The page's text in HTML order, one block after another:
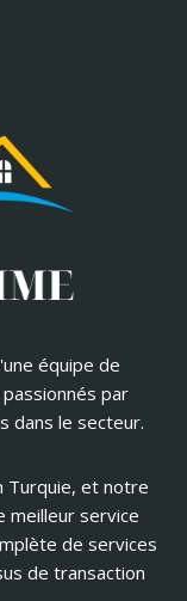
équipe de
par
dans le secteur.
Turquie, et notre
meilleur service
de services
de transaction